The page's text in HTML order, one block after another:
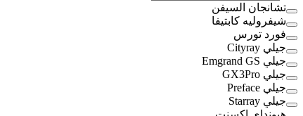
تشانجان السيفن
شيفروليه كابتيفا
فورد تورس
جيلي Cityray
جيلي Emgrand GS
جيلي GX3Pro
جيلي Preface
جيلي Starray